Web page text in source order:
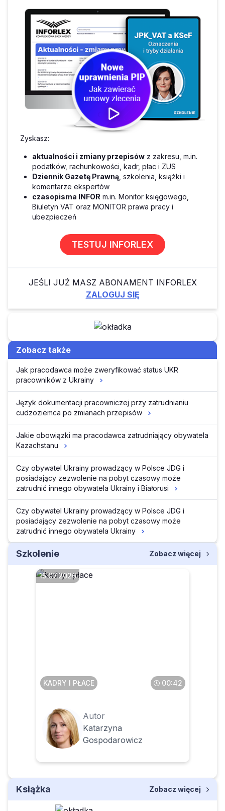
Zyskasz:
aktualności i zmiany przepisów z zakresu, m.in.
podatków, rachunkowości, kadr, płac i ZUS
Dziennik Gazetę Prawną , szkolenia, książki i
komentarze ekspertów
czasopisma INFOR m.in. Monitor księgowego,
Biuletyn VAT oraz MONITOR prawa pracy i
ubezpieczeń
TESTUJ INFORLEX
JEŚLI JUŻ MASZ ABONAMENT INFORLEX
ZALOGUJ SIĘ
Zobacz także
Jak pracodawca może zweryfikować status UKR
pracowników z Ukrainy
Język dokumentacji pracowniczej przy zatrudnianiu
cudzoziemca po zmianach przepisów
Jakie obowiązki ma pracodawca zatrudniający obywatela
Kazachstanu
Czy obywatel Ukrainy prowadzący w Polsce JDG i
posiadający zezwolenie na pobyt czasowy może
zatrudnić innego obywatela Ukrainy i Białorusi
Czy obywatel Ukrainy prowadzący w Polsce JDG i
posiadający zezwolenie na pobyt czasowy może
zatrudnić innego obywatela Ukrainy
Szkolenie Zobacz więcej
15.07.2026
KADRY I PŁACE 00:42
Autor
Katarzyna
Gospodarowicz
Książka Zobacz więcej